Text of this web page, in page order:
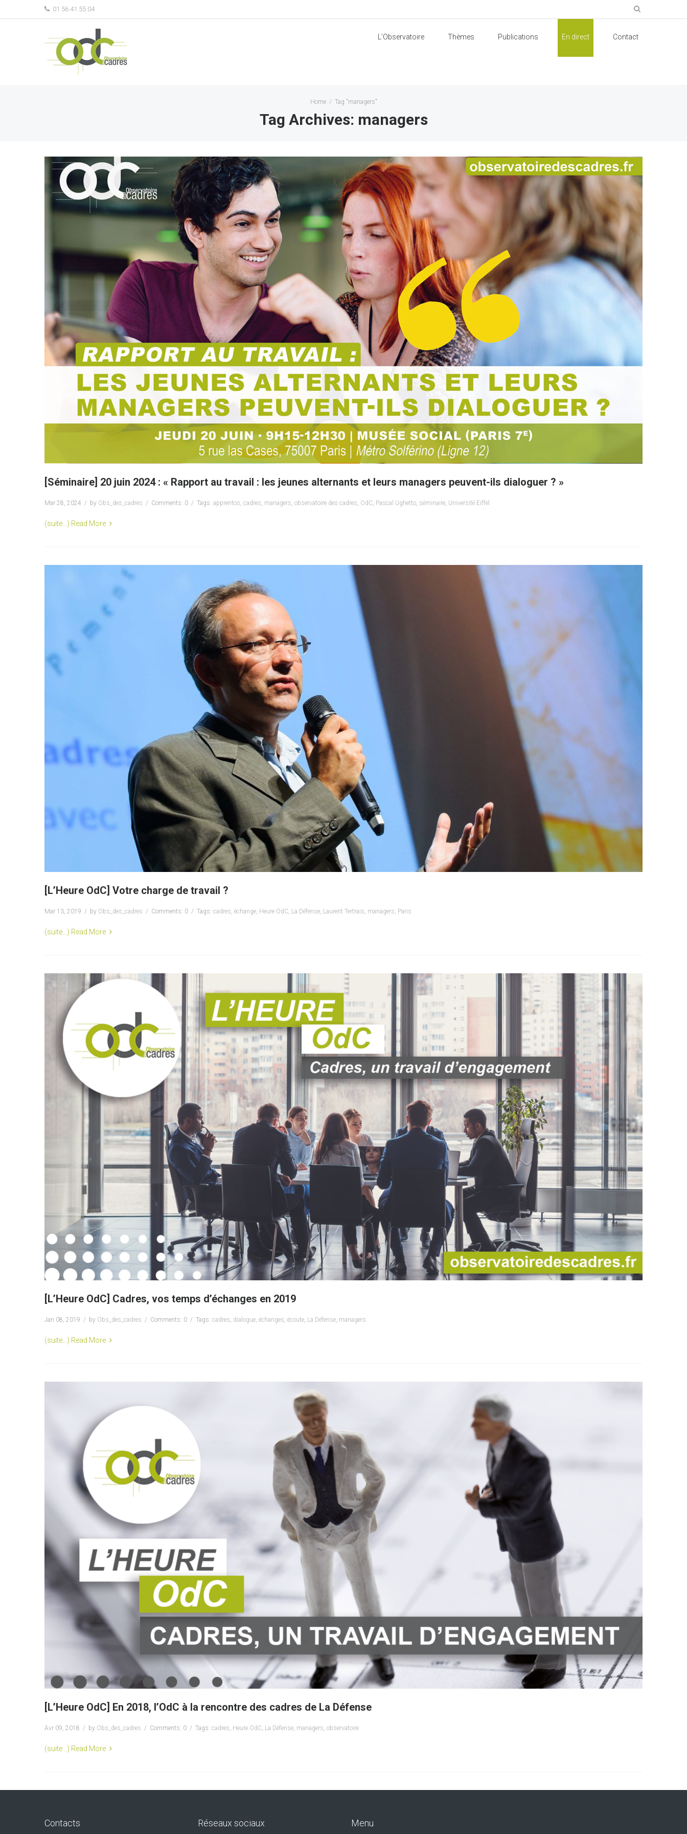
01 56 41 55 04
L’Observatoire Thèmes Publications En direct Contact
Home / Tag "managers"
Tag Archives: managers
[Séminaire] 20 juin 2024 : « Rapport au travail : les jeunes alternants et leurs managers peuvent-ils dialoguer ? »
Mar 28, 2024 by Obs_des_cadres Comments: 0 Tags: apprentos, cadres, managers, observatoire des cadres, OdC, Pascal Ughetto, séminaire, Université Eiffel
(suite…) Read More
[L’Heure OdC] Votre charge de travail ?
Mar 13, 2019 by Obs_des_cadres Comments: 0 Tags: cadres, échange, Heure OdC, La Défense, Laurent Tertrais, managers, Paris
(suite…) Read More
[L’Heure OdC] Cadres, vos temps d’échanges en 2019
Jan 08, 2019 by Obs_des_cadres Comments: 0 Tags: cadres, dialogue, échanges, écoute, La Défense, managers
(suite…) Read More
[L’Heure OdC] En 2018, l’OdC à la rencontre des cadres de La Défense
Avr 09, 2018 by Obs_des_cadres Comments: 0 Tags: cadres, Heure OdC, La Défense, managers, observatoire
(suite…) Read More
Contacts Réseaux sociaux Menu